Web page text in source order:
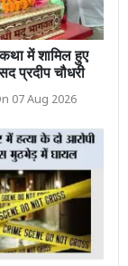
कथा में शामिल हुए
प्रदीप चौधरी
07 Aug 2026